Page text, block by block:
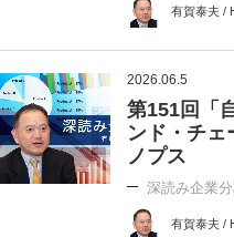
有賀泰夫 /
2026.06.5
第151回「
ンド・チェ
ノプス
深読み企業
有賀泰夫 /